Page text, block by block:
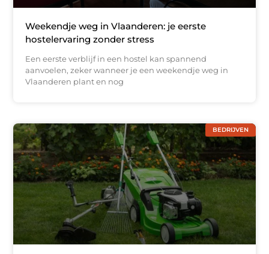
Weekendje weg in Vlaanderen: je eerste
hostelervaring zonder stress
Een eerste verblijf in een hostel kan spannend
aanvoelen, zeker wanneer je een weekendje weg in
Vlaanderen plant en nog
BEDRIJVEN